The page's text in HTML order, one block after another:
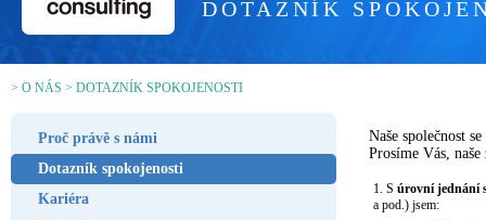
DOTAZNÍK
> O NÁS > DOTAZNÍK SPOKOJENOSTI
Proč právě s námi
Dotazník spokojenosti
Kariéra
Naše společnost
Prosíme Vás,
1. S úrovní jednání
a pod.) jsem: